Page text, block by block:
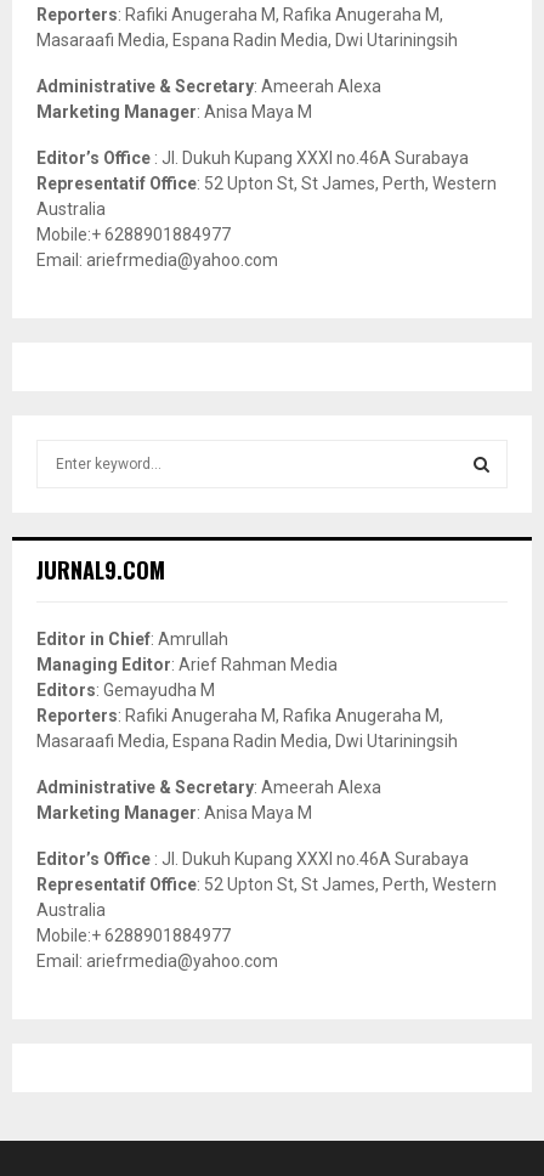
Reporters: Rafiki Anugeraha M, Rafika Anugeraha M,
Masaraafi Media, Espana Radin Media, Dwi Utariningsih
Administrative & Secretary: Ameerah Alexa
Marketing Manager: Anisa Maya M
Editor’s Office : Jl. Dukuh Kupang XXXI no.46A Surabaya
Representatif Office: 52 Upton St, St James, Perth, Western
Australia
Mobile:+ 6288901884977
Email: ariefrmedia@yahoo.com
h
o
r
:
JURNAL9.COM
Editor in Chief: Amrullah
Managing Editor: Arief Rahman Media
Editors: Gemayudha M
Reporters: Rafiki Anugeraha M, Rafika Anugeraha M,
Masaraafi Media, Espana Radin Media, Dwi Utariningsih
Administrative & Secretary: Ameerah Alexa
Marketing Manager: Anisa Maya M
Editor’s Office : Jl. Dukuh Kupang XXXI no.46A Surabaya
Representatif Office: 52 Upton St, St James, Perth, Western
Australia
Mobile:+ 6288901884977
Email: ariefrmedia@yahoo.com